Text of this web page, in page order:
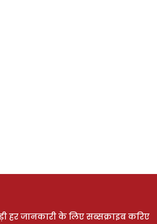
हर जानकारी के लिए सब्सक्राइब करिए